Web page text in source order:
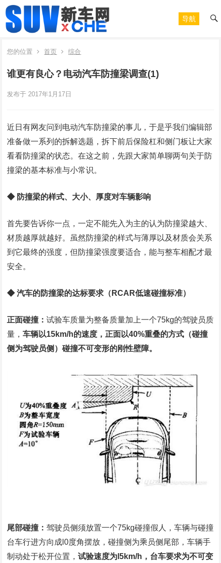
导航
您的位置 首页 综合
谁更有良心？电动汽车防撞梁调查(1)
发布于 2017年1月17日
近日有网友问到电动汽车防撞梁的事儿，于是乎我们编辑部
准备做一系列的拆解选题，拆下前后保险杠和侧门板让大家
看看防撞梁的状态。在这之前，先跟大家简单聊两句关于防
撞梁的基本标准与小常识。
◆ 防撞梁的样式、大小、厚度对车辆影响
首先要告诉你一点，一定不能先入为主的认为防撞梁越大、
材质越厚就越好。虽然防撞梁的样式与薄厚以及材质会关系
到它最终的强度，但防撞梁强度要适合，能与整车相配才最
安全。
◆ 汽车的防撞梁的达标要求（RCAR低速碰撞标准）
正面碰撞：试验车质量为整备质量加上一个75kg的驾驶员质
量，车辆以15km/h的速度，正面以40%重叠的方式（碰撞
侧为驾驶员侧）碰撞不可变形的刚性壁障。
尾部碰撞：驾驶员侧须放置一个75kg碰撞假人，车辆与碰撞
台车行进方向成l0度角摆放，碰撞侧为乘员侧尾部，车辆手
制动处于松开位置，试验速度为l5km/h，台车要求为不可变